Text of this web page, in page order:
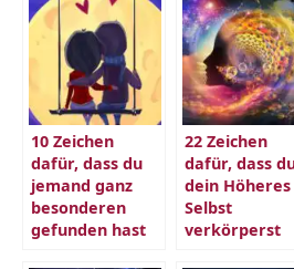
10 Zeichen
dafür, dass du
jemand ganz
besonderen
gefunden hast
22 Zeichen
dafür, dass
dein Höheres
Selbst
verkörperst